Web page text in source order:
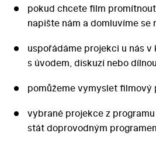
pokud chcete film
napište nám a domluvíme se
uspořádáme projekci u nás v
s úvodem, diskuzí nebo dílnou
pomůžeme vymyslet filmový
vybrané projekce z
stát doprovodným